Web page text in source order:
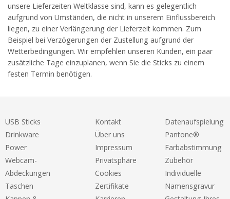
unsere Lieferzeiten Weltklasse sind, kann es gelegentlich
aufgrund von Umständen, die nicht in unserem Einflussbereich
liegen, zu einer Verlängerung der Lieferzeit kommen. Zum
Beispiel bei Verzögerungen der Zustellung aufgrund der
Wetterbedingungen. Wir empfehlen unseren Kunden, ein paar
zusätzliche Tage einzuplanen, wenn Sie die Sticks zu einem
festen Termin benötigen.
USB Sticks
Drinkware
Power
Webcam-
Abdeckungen
Taschen
Kontakt
Über uns
Impressum
Privatsphäre
Cookies
Zertifikate
Datenaufspielung
Pantone®
Farbabstimmung
Zubehör
Individuelle
Namensgravur